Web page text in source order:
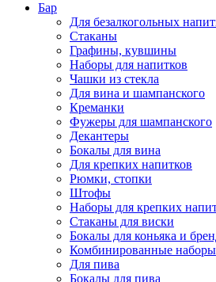
Бар
Для безалкогольных
Стаканы
Графины, кувшины
Наборы для напитков
Чашки из стекла
Для вина и шампанского
Креманки
Фужеры для шампанского
Декантеры
Бокалы для вина
Для крепких напитков
Рюмки, стопки
Штофы
Наборы для крепких
Стаканы для виски
Бокалы для коньяка и
Комбинированные наборы
Для пива
Бокалы для пива